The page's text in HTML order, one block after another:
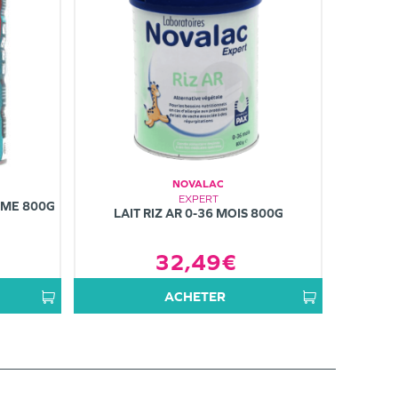
800G
NOVALAC
EXPERT
LAIT RIZ AR 0-36 MOIS 800G
32,49€
ACHETER